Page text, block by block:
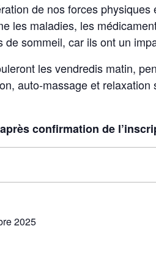
de nos forces physiques
les maladies, les
sommeil, car ils ont un
les vendredis matin,
auto-massage et relaxation
confirmation de
2025